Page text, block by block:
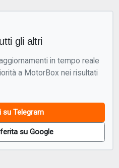
gli altri
in tempo reale
a MotorBox nei risultati
su Telegram
su Google